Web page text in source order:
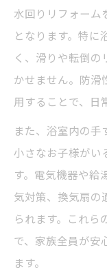
水回りリフォーム
となります。特に
く、滑りや転倒
かせません。防滑
用することで、日
また、浴室内の
小さなお子様がい
す。電気機器や給
気対策、換気扇の
られます。これら
で、家族全員が安
ます。